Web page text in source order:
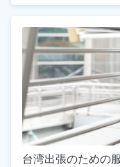
台湾出張のための